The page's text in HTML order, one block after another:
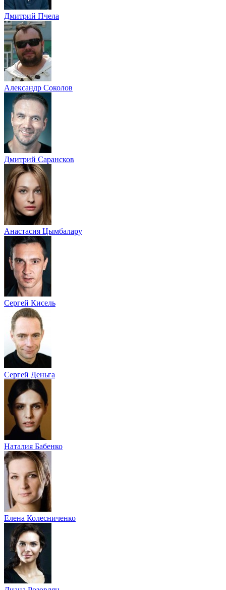
Дмитрий Пчела
Александр Соколов
Дмитрий Сарансков
Анастасия Цымбалару
Сергей Кисель
Сергей Деньга
Наталия Бабенко
Елена Колесниченко